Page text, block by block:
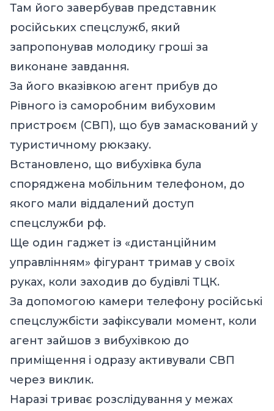
Там його завербував представник
російських спецслужб, який
запропонував молодику гроші за
виконане завдання.
За його вказівкою агент прибув до
Рівного із саморобним вибуховим
пристроєм (СВП), що був замаскований у
туристичному рюкзаку.
Встановлено, що вибухівка була
споряджена мобільним телефоном, до
якого мали віддалений доступ
спецслужби рф.
Ще один гаджет із «дистанційним
управлінням» фігурант тримав у своїх
руках, коли заходив до будівлі ТЦК.
За допомогою камери телефону російські
спецслужбісти зафіксували момент, коли
агент зайшов з вибухівкою до
приміщення і одразу активували СВП
через виклик.
Наразі триває розслідування у межах